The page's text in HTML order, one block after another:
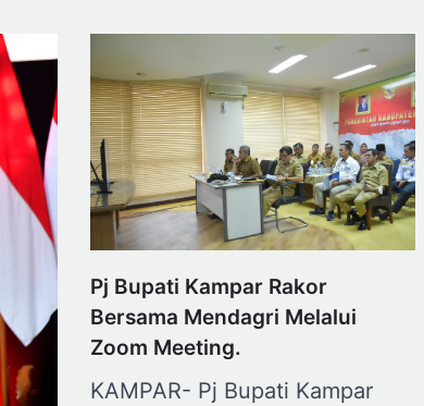
Pj Bupati Kampar Rakor
Bersama Mendagri Melalui
Zoom Meeting.
KAMPAR- Pj Bupati Kampar